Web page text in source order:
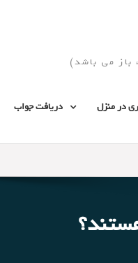
در منزل دریافت جواب